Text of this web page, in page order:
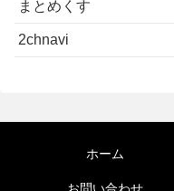
まとめくす
2chnavi
ホーム
お問い合わせ